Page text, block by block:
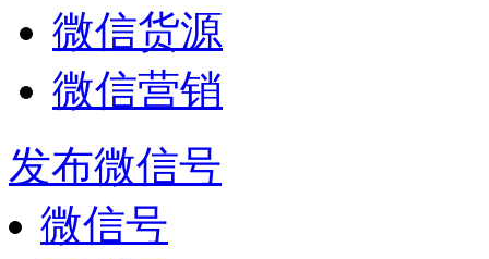
微信货源
微信营销
发布微信号
微信号